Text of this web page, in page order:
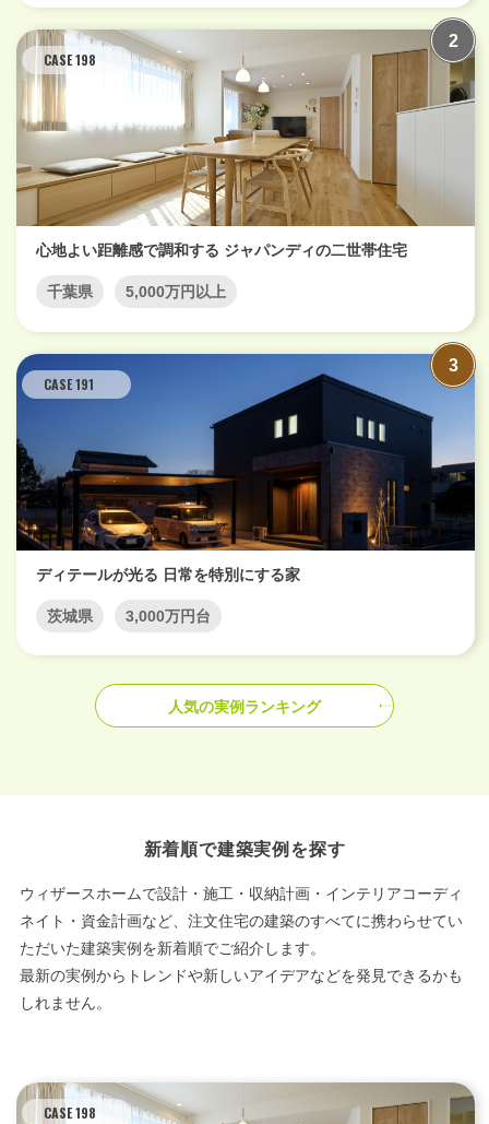
CASE 198
心地よい距離感で調和する ジャパンディの二世帯住宅
千葉県 5,000万円以上
CASE 191
ディテールが光る 日常を特別にする家
茨城県 3,000万円台
人気の実例ランキング
新着順で建築実例を探す
ウィザースホームで設計・施工・収納計画・インテリアコーディ
ネイト・資金計画など、注文住宅の建築のすべてに携わらせてい
ただいた建築実例を新着順でご紹介します。
最新の実例からトレンドや新しいアイデアなどを発見できるかも
しれません。
CASE 198